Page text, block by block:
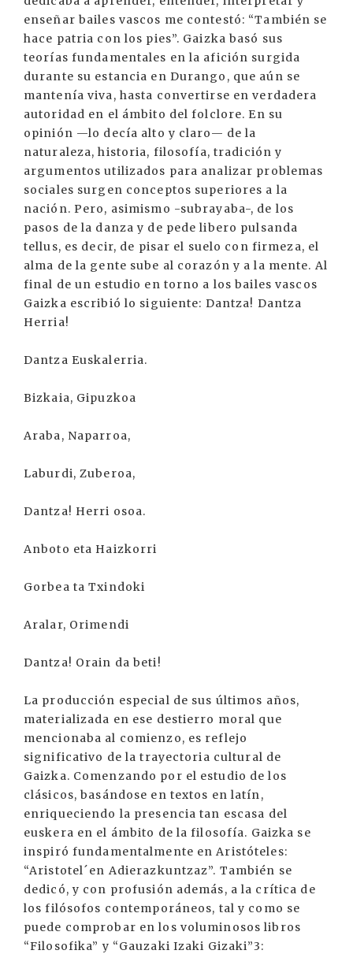
enseñar bailes vascos me contestó: “También se
hace patria con los pies”. Gaizka basó sus
teorías fundamentales en la afición surgida
durante su estancia en Durango, que aún se
mantenía viva, hasta convertirse en verdadera
autoridad en el ámbito del folclore. En su
opinión —lo decía alto y claro— de la
naturaleza, historia, filosofía, tradición y
argumentos utilizados para analizar problemas
sociales surgen conceptos superiores a la
nación. Pero, asimismo -subrayaba-, de los
pasos de la danza y de pede libero pulsanda
tellus, es decir, de pisar el suelo con firmeza, el
alma de la gente sube al corazón y a la mente. Al
final de un estudio en torno a los bailes vascos
Gaizka escribió lo siguiente: Dantza! Dantza
Herria!
Dantza Euskalerria.
Bizkaia, Gipuzkoa
Araba, Naparroa,
Laburdi, Zuberoa,
Dantza! Herri osoa.
Anboto eta Haizkorri
Gorbea ta Txindoki
Aralar, Orimendi
Dantza! Orain da beti!
La producción especial de sus últimos años,
materializada en ese destierro moral que
mencionaba al comienzo, es reflejo
significativo de la trayectoria cultural de
Gaizka. Comenzando por el estudio de los
clásicos, basándose en textos en latín,
enriqueciendo la presencia tan escasa del
euskera en el ámbito de la filosofía. Gaizka se
inspiró fundamentalmente en Aristóteles:
“Aristotel´en Adierazkuntzaz”. También se
dedicó, y con profusión además, a la crítica de
los filósofos contemporáneos, tal y como se
puede comprobar en los voluminosos libros
“Filosofika” y “Gauzaki Izaki Gizaki”3: